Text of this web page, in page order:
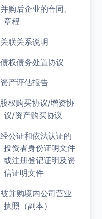
并购后企业的合同、
章程
关联关系说明
债权债务处置协议
资产评估报告
股权购买协议/增资协
议/资产购买协议
经公证和依法认证的
投资者身份证明文件
或注册登记证明及资
信证明文件
被并购境内公司营业
执照（副本）